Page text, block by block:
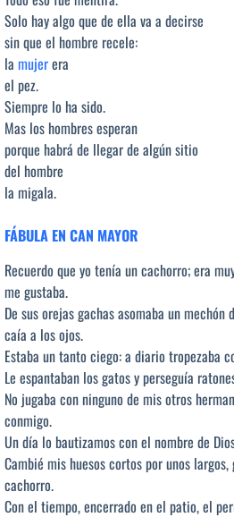
Solo hay algo que de ella va a decirse
sin que el hombre recele:
la mujerera
el pez.
Siempre lo ha sido.
Mas los hombres esperan
porque habrá de llegar de algún sitio
del hombre
la migala.
FÁBULA EN CAN MAYOR
Recuerdo que yo tenía un cachorro; era
me gustaba.
De sus orejas gachas asomaba un mechón
caía a los ojos.
Estaba un tanto ciego: a diario tropezaba
Le espantaban los gatos y perseguía
No jugaba con ninguno de mis otros
conmigo.
Un día lo bautizamos con el nombre de
Cambié mis huesos cortos por unos
cachorro.
Con el tiempo, encerrado en el patio, el